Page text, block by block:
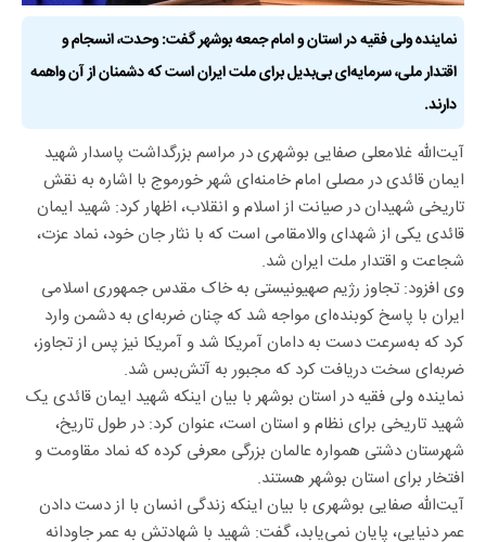
نماینده ولی فقیه در استان و امام جمعه بوشهر گفت: وحدت، انسجام و
اقتدار ملی، سرمایه‌ای بی‌بدیل برای ملت ایران است که دشمنان از آن واهمه
دارند.
آیت‌الله غلامعلی صفایی بوشهری در مراسم بزرگداشت پاسدار شهید
ایمان قائدی در مصلی امام خامنه‌ای شهر خورموج با اشاره به نقش
تاریخی شهیدان در صیانت از اسلام و انقلاب، اظهار کرد: شهید ایمان
قائدی یکی از شهدای والامقامی است که با نثار جان خود، نماد عزت،
شجاعت و اقتدار ملت ایران شد.
وی افزود: تجاوز رژیم صهیونیستی به خاک مقدس جمهوری اسلامی
ایران با پاسخ کوبنده‌ای مواجه شد که چنان ضربه‌ای به دشمن وارد
کرد که به‌سرعت دست به دامان آمریکا شد و آمریکا نیز پس از تجاوز،
ضربه‌ای سخت دریافت کرد که مجبور به آتش‌بس شد.
نماینده ولی فقیه در استان بوشهر با بیان اینکه شهید ایمان قائدی یک
شهید تاریخی برای نظام و استان است، عنوان کرد: در طول تاریخ،
شهرستان دشتی همواره عالمان بزرگی معرفی کرده که نماد مقاومت و
افتخار برای استان بوشهر هستند.
آیت‌الله صفایی بوشهری با بیان اینکه زندگی انسان با از دست دادن
عمر دنیایی، پایان نمی‌یابد، گفت: شهید با شهادتش به عمر جاودانه